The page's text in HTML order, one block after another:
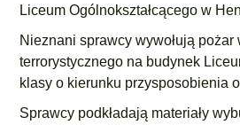
Liceum Ogólnokształcącego w
Nieznani sprawcy wywołują
terrorystycznego na budynek
klasy o kierunku przysposobienia
Sprawcy podkładają materiały